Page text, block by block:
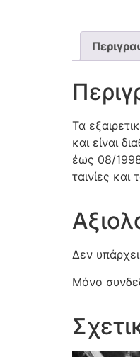
Τα
και είναι
έως 08/
ταινίες
Δεν
Μόνο